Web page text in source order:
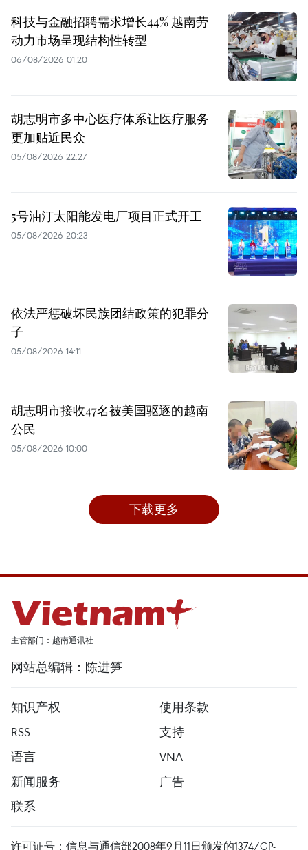
科技与金融招聘需求增长44% 越南劳
动力市场呈现结构性转型
06/08/2026 01:20
胡志明市多中心医疗体系让医疗服务
更加贴近民众
05/08/2026 22:27
5号油汀太阳能发电厂项目正式开工
05/08/2026 20:23
依法严惩破坏民族团结政策的犯罪分
子
05/08/2026 14:11
胡志明市接收47名被美国驱逐的越南
公民
05/08/2026 10:00
下载更多
主管部门：越南通讯社
网站总编辑：陈进笋
知识产权
使用条款
RSS
支持
语言
VNA
新闻服务
广告
联系
许可证号：信息与通信部2008年9月11日颁发的1374/GP-